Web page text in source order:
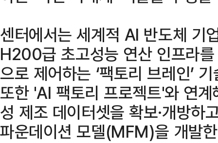
센터에서는 세계적 AI 반도체 기
H200급 초고성능 연산 인프라
으로 제어하는 ‘팩토리 브레인’
또한 'AI 팩토리 프로젝트'와 연
성 제조 데이터셋을 확보·개방하
파운데이션 모델(MFM)을 개발